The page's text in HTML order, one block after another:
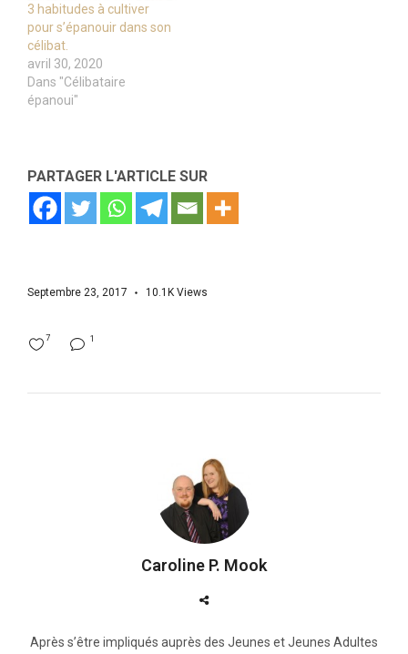
3 habitudes à cultiver
pour s’épanouir dans son
célibat.
avril 30, 2020
Dans "Célibataire
épanoui"
PARTAGER L'ARTICLE SUR
Septembre 23, 2017 10.1K Views
1
7
Caroline P. Mook
Après s’être impliqués auprès des Jeunes et Jeunes Adultes